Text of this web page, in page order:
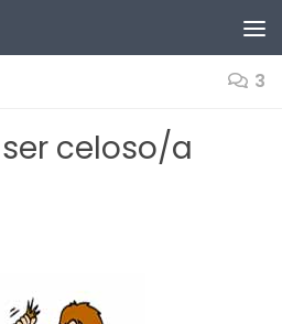
3
celoso/a